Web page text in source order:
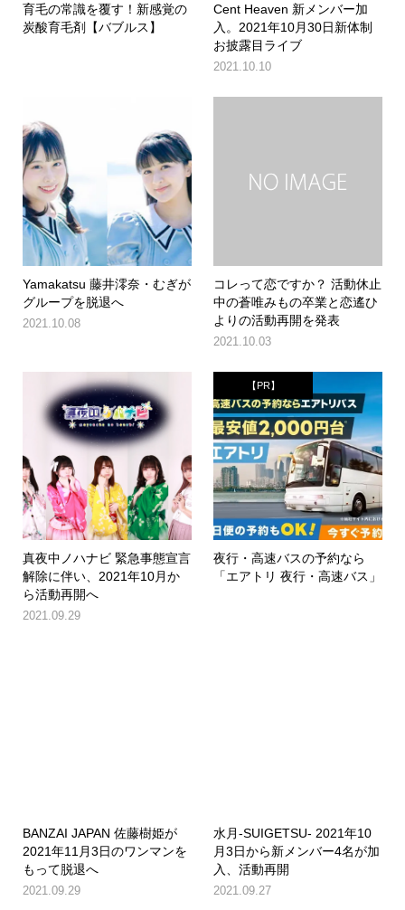
育毛の常識を覆す！新感覚の
炭酸育毛剤【バブルス】
Cent Heaven 新メンバー加
入。2021年10月30日新体制
お披露目ライブ
2021.10.10
Yamakatsu 藤井澪奈・むぎが
グループを脱退へ
2021.10.08
コレって恋ですか？ 活動休止
中の蒼唯みもの卒業と恋遙ひ
よりの活動再開を発表
2021.10.03
真夜中ノハナビ 緊急事態宣言
解除に伴い、2021年10月か
ら活動再開へ
2021.09.29
【PR】
夜行・高速バスの予約なら
「エアトリ 夜行・高速バス」
BANZAI JAPAN 佐藤樹姫が
2021年11月3日のワンマンを
もって脱退へ
2021.09.29
水月-SUIGETSU- 2021年10
月3日から新メンバー4名が加
入、活動再開
2021.09.27